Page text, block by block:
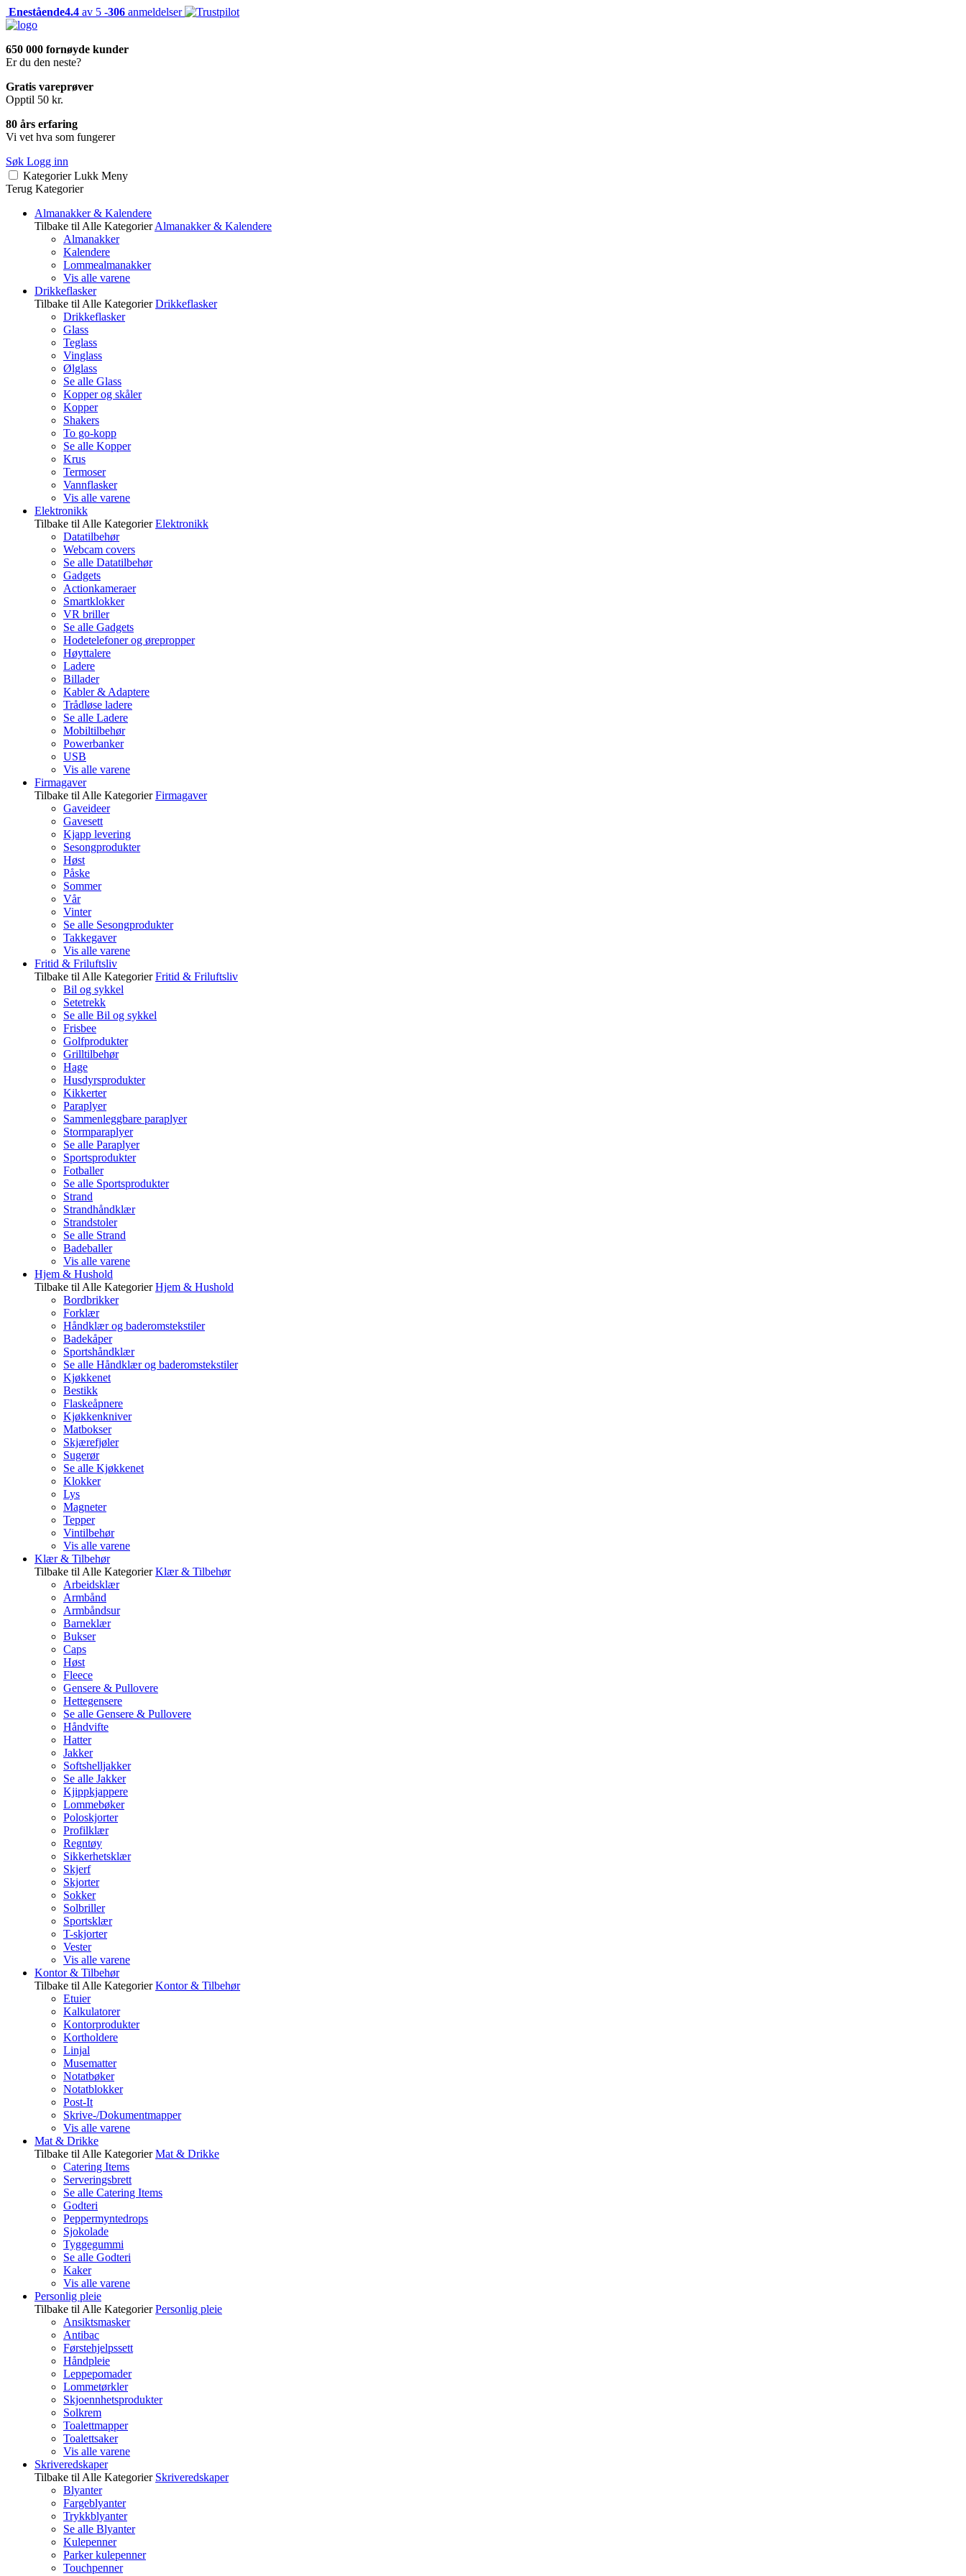
Enestående4.4 av 5 -306 anmeldelser
650 000 fornøyde kunder
Er du den neste?
Gratis vareprøver
Opptil 50 kr.
80 års erfaring
Vi vet hva som fungerer
Søk Logg inn
Kategorier Lukk Meny
Terug Kategorier
Almanakker & Kalendere
Tilbake til Alle Kategorier Almanakker & Kalendere
Almanakker
Kalendere
Lommealmanakker
Vis alle varene
Drikkeflasker
Tilbake til Alle Kategorier Drikkeflasker
Drikkeflasker
Glass
Teglass
Vinglass
Ølglass
Se alle Glass
Kopper og skåler
Kopper
Shakers
To go-kopp
Se alle Kopper
Krus
Termoser
Vannflasker
Vis alle varene
Elektronikk
Tilbake til Alle Kategorier Elektronikk
Datatilbehør
Webcam covers
Se alle Datatilbehør
Gadgets
Actionkameraer
Smartklokker
VR briller
Se alle Gadgets
Hodetelefoner og ørepropper
Høyttalere
Ladere
Billader
Kabler & Adaptere
Trådløse ladere
Se alle Ladere
Mobiltilbehør
Powerbanker
USB
Vis alle varene
Firmagaver
Tilbake til Alle Kategorier Firmagaver
Gaveideer
Gavesett
Kjapp levering
Sesongprodukter
Høst
Påske
Sommer
Vår
Vinter
Se alle Sesongprodukter
Takkegaver
Vis alle varene
Fritid & Friluftsliv
Tilbake til Alle Kategorier Fritid & Friluftsliv
Bil og sykkel
Setetrekk
Se alle Bil og sykkel
Frisbee
Golfprodukter
Grilltilbehør
Hage
Husdyrsprodukter
Kikkerter
Paraplyer
Sammenleggbare paraplyer
Stormparaplyer
Se alle Paraplyer
Sportsprodukter
Fotballer
Se alle Sportsprodukter
Strand
Strandhåndklær
Strandstoler
Se alle Strand
Badeballer
Vis alle varene
Hjem & Hushold
Tilbake til Alle Kategorier Hjem & Hushold
Bordbrikker
Forklær
Håndklær og baderomstekstiler
Badekåper
Sportshåndklær
Se alle Håndklær og baderomstekstiler
Kjøkkenet
Bestikk
Flaskeåpnere
Kjøkkenkniver
Matbokser
Skjærefjøler
Sugerør
Se alle Kjøkkenet
Klokker
Lys
Magneter
Tepper
Vintilbehør
Vis alle varene
Klær & Tilbehør
Tilbake til Alle Kategorier Klær & Tilbehør
Arbeidsklær
Armbånd
Armbåndsur
Barneklær
Bukser
Caps
Høst
Fleece
Gensere & Pullovere
Hettegensere
Se alle Gensere & Pullovere
Håndvifte
Hatter
Jakker
Softshelljakker
Se alle Jakker
Kjippkjappere
Lommebøker
Poloskjorter
Profilklær
Regntøy
Sikkerhetsklær
Skjerf
Skjorter
Sokker
Solbriller
Sportsklær
T-skjorter
Vester
Vis alle varene
Kontor & Tilbehør
Tilbake til Alle Kategorier Kontor & Tilbehør
Etuier
Kalkulatorer
Kontorprodukter
Kortholdere
Linjal
Musematter
Notatbøker
Notatblokker
Post-It
Skrive-/Dokumentmapper
Vis alle varene
Mat & Drikke
Tilbake til Alle Kategorier Mat & Drikke
Catering Items
Serveringsbrett
Se alle Catering Items
Godteri
Peppermyntedrops
Sjokolade
Tyggegummi
Se alle Godteri
Kaker
Vis alle varene
Personlig pleie
Tilbake til Alle Kategorier Personlig pleie
Ansiktsmasker
Antibac
Førstehjelpssett
Håndpleie
Leppepomader
Lommetørkler
Skjoennhetsprodukter
Solkrem
Toalettmapper
Toalettsaker
Vis alle varene
Skriveredskaper
Tilbake til Alle Kategorier Skriveredskaper
Blyanter
Fargeblyanter
Trykkblyanter
Se alle Blyanter
Kulepenner
Parker kulepenner
Touchpenner